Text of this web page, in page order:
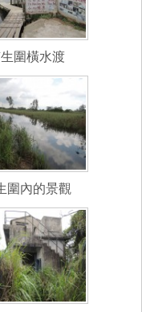
圍橫水渡
圍內的景觀